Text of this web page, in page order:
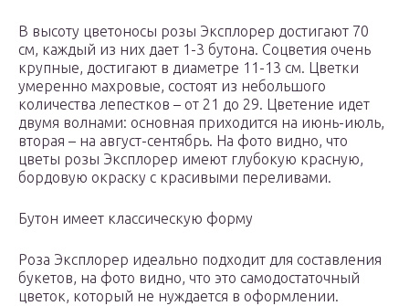
В высоту цветоносы розы Эксплорер достигают 70
см, каждый из них дает 1-3 бутона. Соцветия очень
крупные, достигают в диаметре 11-13 см. Цветки
умеренно махровые, состоят из небольшого
количества лепестков – от 21 до 29. Цветение идет
двумя волнами: основная приходится на июнь-июль,
вторая – на август-сентябрь. На фото видно, что
цветы розы Эксплорер имеют глубокую красную,
бордовую окраску с красивыми переливами.
Бутон имеет классическую форму
Роза Эксплорер идеально подходит для составления
букетов, на фото видно, что это самодостаточный
цветок, который не нуждается в оформлении.